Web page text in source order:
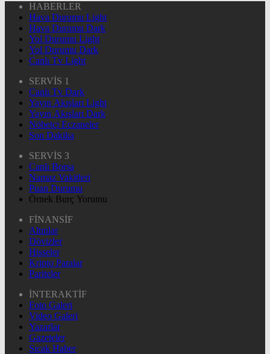
HABERLER
Hava Durumu Light
Hava Durumu Dark
Yol Durumu Light
Yol Durumu Dark
Canlı Tv Light
SERVİS 1
Canlı Tv Dark
Yayın Akışları Light
Yayın Akışları Dark
Nöbetçi Eczaneler
Son Dakika
SERVİS 3
Canlı Borsa
Namaz Vakitleri
Puan Durumu
Örnek Burç Yorumu
FİNANSİF
Altınlar
Dövizler
Hisseler
Kripto Paralar
Pariteler
İNTERAKTİF
Foto Galeri
Video Galeri
Yazarlar
Gazeteler
Sıcak Haber